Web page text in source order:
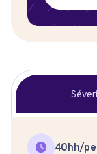
40hh/